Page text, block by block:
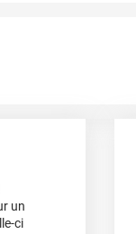
un
ci